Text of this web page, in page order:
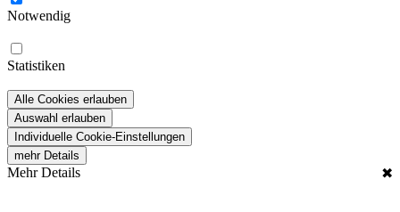
Notwendig
Statistiken
Alle Cookies erlauben
Auswahl erlauben
Individuelle Cookie-Einstellungen
mehr Details
Mehr Details ✖